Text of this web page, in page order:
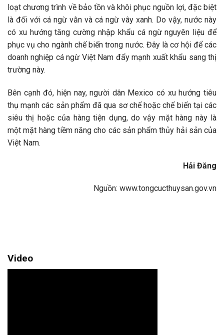
loạt chương trình về bảo tồn và khôi phục nguồn lợi, đặc biệt
là đối với cá ngừ vằn và cá ngừ vây xanh. Do vậy, nước này
có xu hướng tăng cường nhập khẩu cá ngừ nguyên liệu để
phục vụ cho ngành chế biến trong nước. Đây là cơ hội để các
doanh nghiệp cá ngừ Việt Nam đẩy mạnh xuất khẩu sang thị
trường này.
Bên cạnh đó, hiện nay, người dân Mexico có xu hướng tiêu
thụ mạnh các sản phẩm đã qua sơ chế hoặc chế biến tại các
siêu thị hoặc của hàng tiện dụng, do vậy mặt hàng này là
một mặt hàng tiềm năng cho các sản phẩm thủy hải sản của
Việt Nam.
Hải Đăng
Nguồn: www.tongcucthuysan.gov.vn
Video